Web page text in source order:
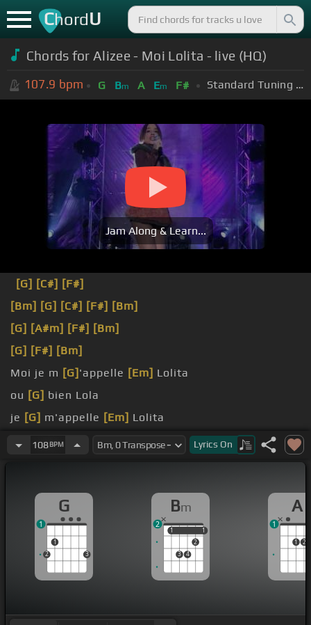
ChordU
Chords for Alizee - Moi Lolita - live (HQ)
107.9 bpm G Bm A Em F# Standard Tuning (EADGBE)
Jam Along & Learn...
[G] [C#] [F#]
[Bm] [G] [C#] [F#] [Bm]
[G] [A#m] [F#] [Bm]
[G] [F#] [Bm]
Moi je m [G] 'appelle [Em] Lolita
ou [G] bien Lola
je [G] m'appelle [Em] Lolita
[G]rêve Lola
108BPM Lyrics On
G
2
1
3
1
Bm
1
3 4
2
1
1 1
2
A
1 2
1